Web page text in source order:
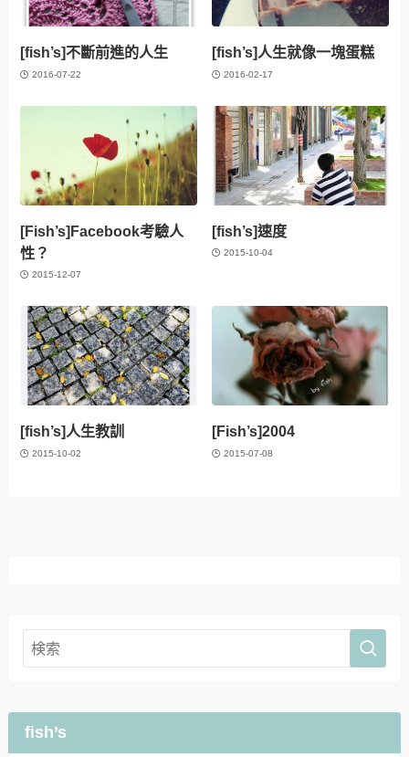
[fish’s]不斷前進的人生
2016-07-22
[fish’s]人生就像一塊蛋糕
2016-02-17
[Fish’s]Facebook考驗人
性？
2015-12-07
[fish’s]速度
2015-10-04
[fish’s]人生教訓
2015-10-02
[Fish’s]2004
2015-07-08
fish’s